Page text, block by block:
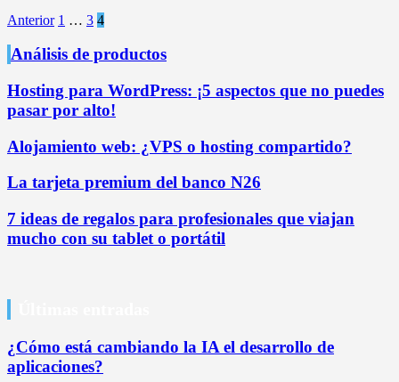
Paginación
de
entradas
Anterior 1 … 3 4
Análisis de productos
Hosting para WordPress: ¡5 aspectos que no puedes
pasar por alto!
Alojamiento web: ¿VPS o hosting compartido?
La tarjeta premium del banco N26
7 ideas de regalos para profesionales que viajan
mucho con su tablet o portátil
¿Cómo está cambiando la IA el desarrollo de
aplicaciones?